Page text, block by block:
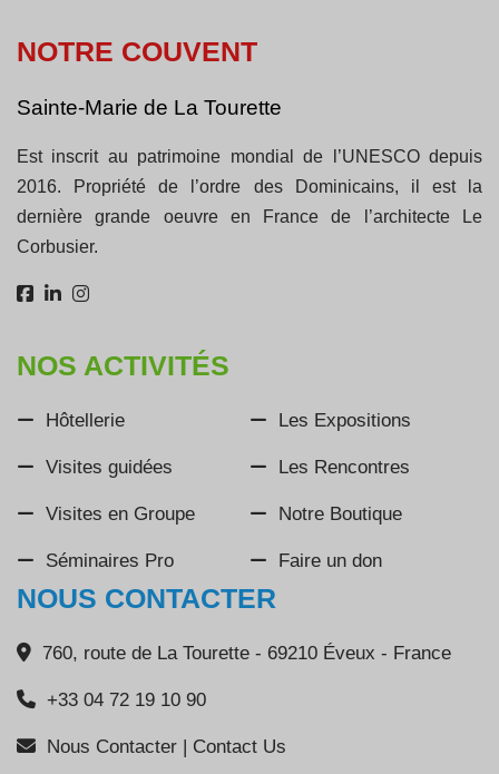
NOTRE COUVENT
Sainte-Marie de La Tourette
Est inscrit au patrimoine mondial de l’UNESCO depuis
2016. Propriété de l’ordre des Dominicains, il est la
dernière grande oeuvre en France de l’architecte Le
Corbusier.
NOS ACTIVITÉS
Hôtellerie
Visites guidées
Visites en Groupe
Séminaires Pro
Les Expositions
Les Rencontres
Notre Boutique
Faire un don
NOUS CONTACTER
760, route de La Tourette - 69210 Éveux - France
+33 04 72 19 10 90
Nous Contacter | Contact Us